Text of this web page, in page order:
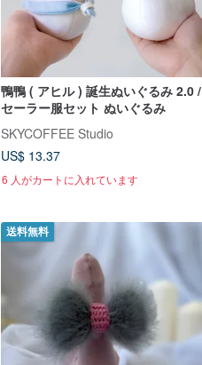
鴨鴨 ( アヒル ) 誕生ぬいぐるみ 2.0 /
セーラー服セット ぬいぐるみ
SKYCOFFEE Studio
US$ 13.37
6 人がカートに入れています
送料無料